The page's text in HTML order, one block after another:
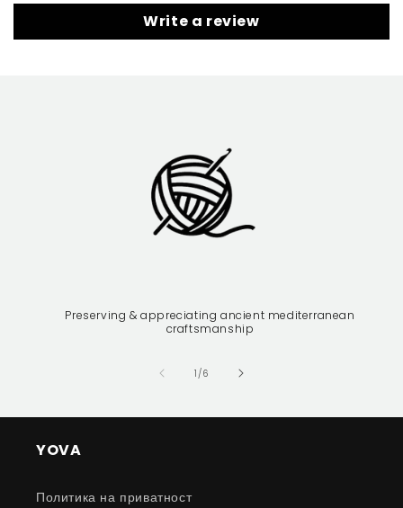
Write a review
Preserving & appreciating ancient mediterranean
craftsmanship
1 /of
6
YOVA
Политика на приватност